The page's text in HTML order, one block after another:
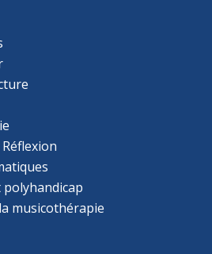
polyhandicap
musicothérapie